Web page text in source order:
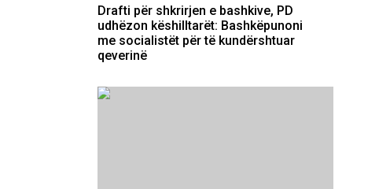
Drafti për shkrirjen e bashkive, PD
udhëzon këshilltarët: Bashkëpunoni
me socialistët për të kundërshtuar
qeverinë